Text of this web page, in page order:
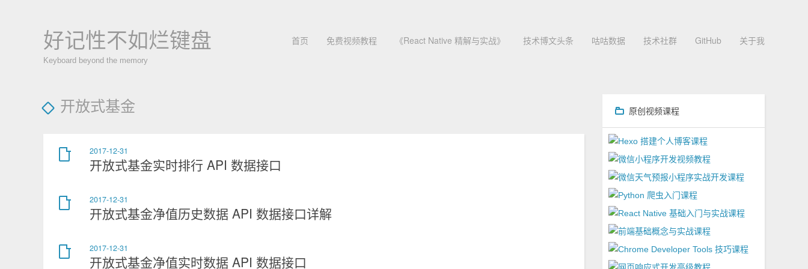
好记性不如烂键盘
Keyboard beyond the memory
首页 免费视频教程 《React Native 精解与实战》 技术博文头条 咕咕数据 技术社群 GitHub 关于我
开放式基金
2017-12-31
开放式基金实时排行 API 数据接口
2017-12-31
开放式基金净值历史数据 API 数据接口详解
2017-12-31
开放式基金净值实时数据 API 数据接口
原创视频课程